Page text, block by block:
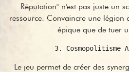
Réputation" n'est pas juste un
ressource. Convaincre une légion
épique que de tuer
3. Cosmopolitisme
Le jeu permet de créer des